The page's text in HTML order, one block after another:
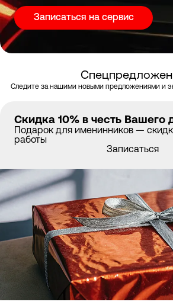
Записаться на сервис
Следите за нашими новыми предложениями и
Скидка 10% в честь Вашего
Подарок для именинников —
работы
Записаться